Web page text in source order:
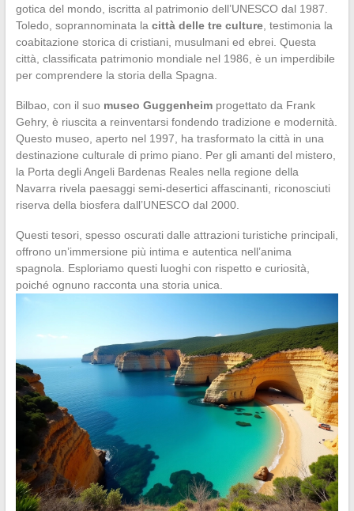
gotica del mondo, iscritta al patrimonio dell’UNESCO dal 1987.
Toledo, soprannominata la città delle tre culture, testimonia la
coabitazione storica di cristiani, musulmani ed ebrei. Questa
città, classificata patrimonio mondiale nel 1986, è un imperdibile
per comprendere la storia della Spagna.
Bilbao, con il suo museo Guggenheimprogettato da Frank
Gehry, è riuscita a reinventarsi fondendo tradizione e modernità.
Questo museo, aperto nel 1997, ha trasformato la città in una
destinazione culturale di primo piano. Per gli amanti del mistero,
la Porta degli Angeli Bardenas Reales nella regione della
Navarra rivela paesaggi semi-desertici affascinanti, riconosciuti
riserva della biosfera dall’UNESCO dal 2000.
Questi tesori, spesso oscurati dalle attrazioni turistiche principali,
offrono un’immersione più intima e autentica nell’anima
spagnola. Esploriamo questi luoghi con rispetto e curiosità,
poiché ognuno racconta una storia unica.